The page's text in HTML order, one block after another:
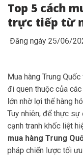
Top 5 cách
trực tiếp từ
Đăng ngày 25/06/
Mua hàng Trung
đi quen thuộc của
lớn nhờ lợi thế hàng
Tuy nhiên, để thực
cạnh tranh khốc liệt
mua hàng Trung
pháp chiến lược tối